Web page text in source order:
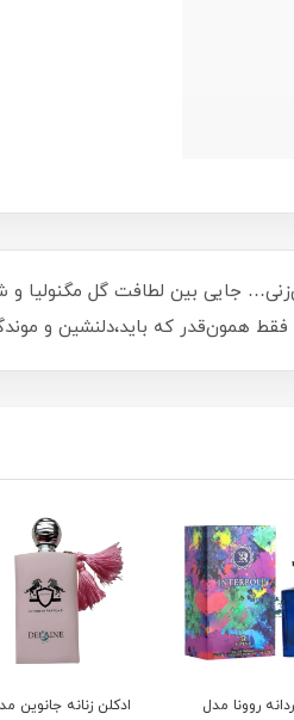
جایی بین لطافت گل مگنولیا
فقط همون‌قدر که باید،دلنشین و
روونا مدل
ادكلن زنانه جانوين